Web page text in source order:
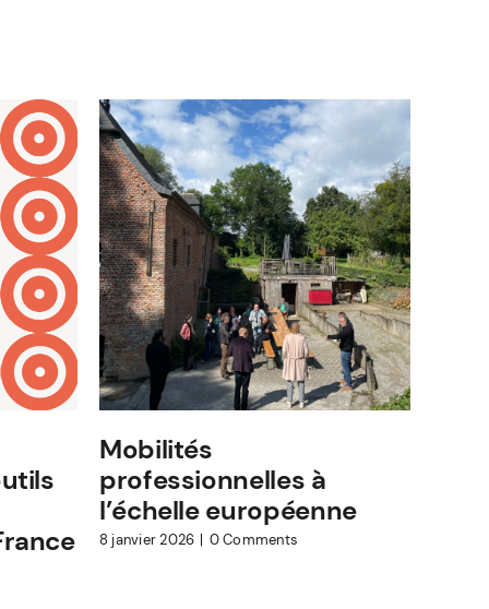
Mobilités
professionnelles à
l’échelle européenne
8 janvier 2026 | 0 Comments